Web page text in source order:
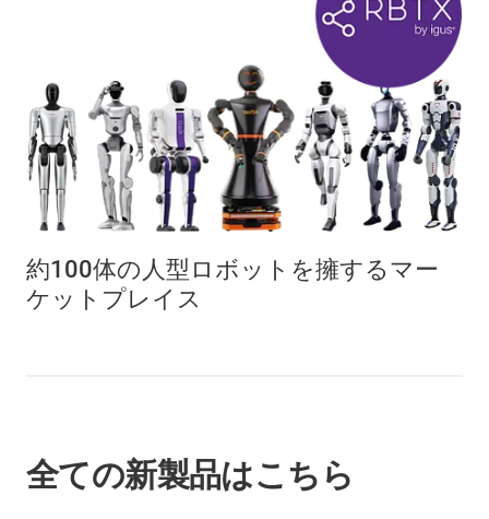
約100体の人型ロボットを擁するマー
ケットプレイス
全ての新製品はこちら